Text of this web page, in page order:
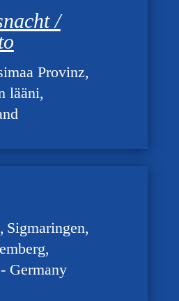
/
Provinz
lääni
Sigmaringen
Germany